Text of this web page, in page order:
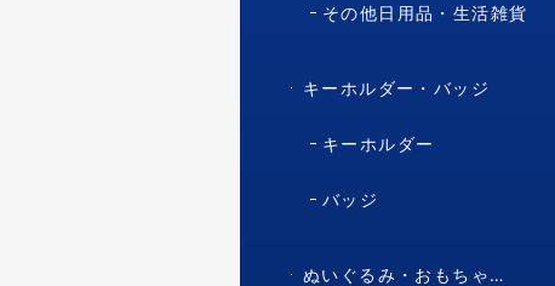
その他日用品・生活雑貨
キーホルダー・バッジ
キーホルダー
バッジ
ぬいぐるみ・おもちゃ・マスコット・キャラクター